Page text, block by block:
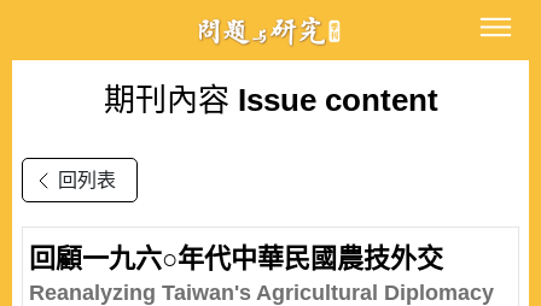
期刊內容 Issue content
回列表
回顧一九六○年代中華民國農技外交
Reanalyzing Taiwan's Agricultural Diplomacy